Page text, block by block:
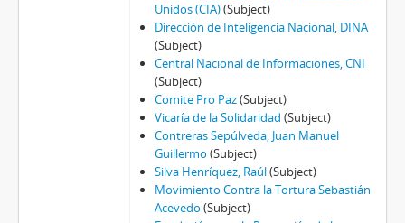
Unidos (CIA)(Subject)
Dirección de Inteligencia Nacional, DINA
(Subject)
Central Nacional de Informaciones, CNI
(Subject)
Comite Pro Paz(Subject)
Vicaría de la Solidaridad (Subject)
Contreras Sepúlveda, Juan Manuel
Guillermo (Subject)
Silva Henríquez, Raúl(Subject)
Movimiento Contra la Tortura Sebastián
Acevedo (Subject)